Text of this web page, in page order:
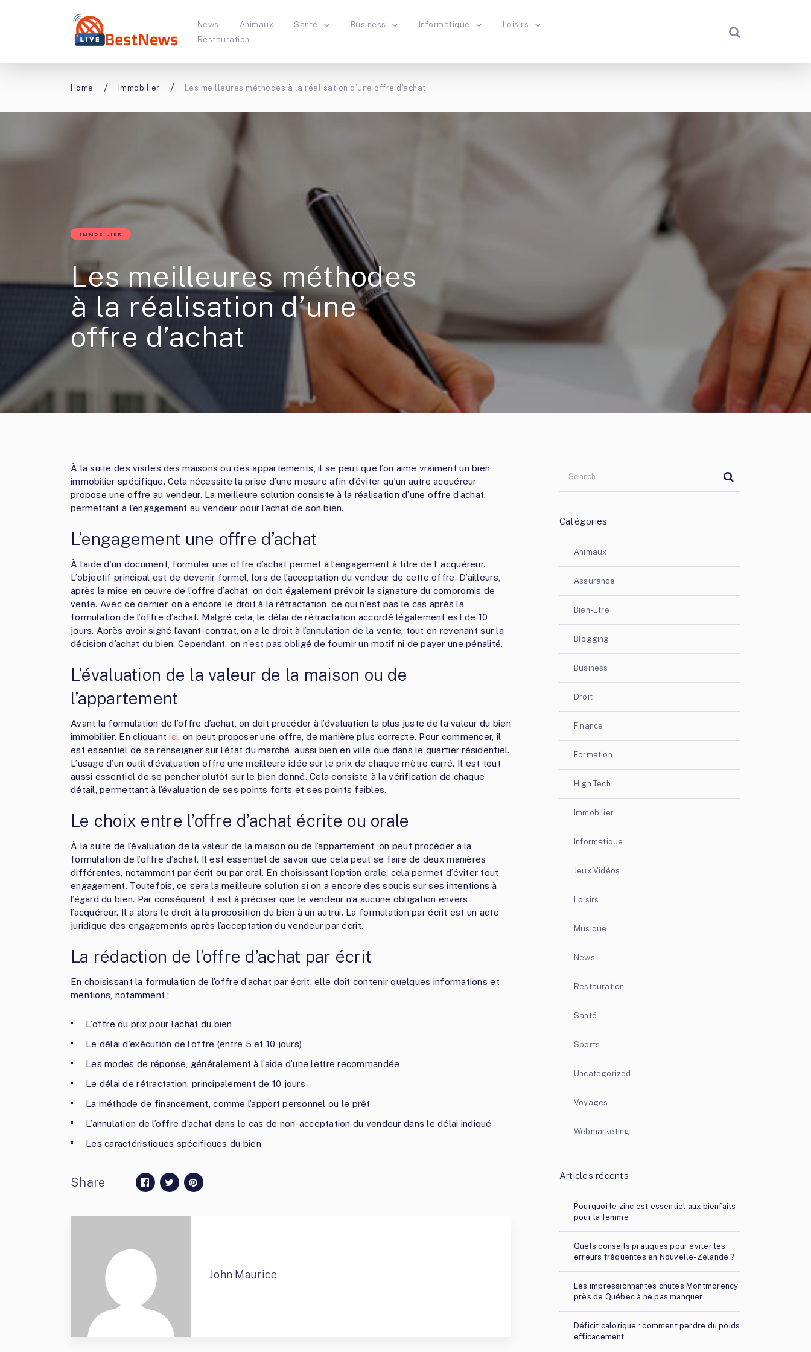
News Animaux Santé Business Informatique
Loisirs
Restauration
Home Immobilier Les meilleures méthodes à la réalisation d’une offre d’achat
IMMOBILIER
Les meilleures méthodes
à la réalisation d’une
offre d’achat
À la suite des visites des maisons ou des appartements, il se peut que l’on aime vraiment un bien
immobilier spécifique. Cela nécessite la prise d’une mesure afin d’éviter qu’un autre acquéreur
propose une offre au vendeur. La meilleure solution consiste à la réalisation d’une offre d’achat,
permettant à l’engagement au vendeur pour l’achat de son bien.
L’engagement une offre d’achat
À l’aide d’un document, formuler une offre d’achat permet à l’engagement à titre de l’ acquéreur.
L’objectif principal est de devenir formel, lors de l’acceptation du vendeur de cette offre. D’ailleurs,
après la mise en œuvre de l’offre d’achat, on doit également prévoir la signature du compromis de
vente. Avec ce dernier, on a encore le droit à la rétractation, ce qui n’est pas le cas après la
formulation de l’offre d’achat. Malgré cela, le délai de rétractation accordé légalement est de 10
jours. Après avoir signé l’avant-contrat, on a le droit à l’annulation de la vente, tout en revenant sur la
décision d’achat du bien. Cependant, on n’est pas obligé de fournir un motif ni de payer une pénalité.
L’évaluation de la valeur de la maison ou de
l’appartement
Avant la formulation de l’offre d’achat, on doit procéder à l’évaluation la plus juste de la valeur du bien
immobilier. En cliquantici , on peut proposer une offre, de manière plus correcte. Pour commencer, il
est essentiel de se renseigner sur l’état du marché, aussi bien en ville que dans le quartier résidentiel.
L’usage d’un outil d’évaluation offre une meilleure idée sur le prix de chaque mètre carré. Il est tout
aussi essentiel de se pencher plutôt sur le bien donné. Cela consiste à la vérification de chaque
détail, permettant à l’évaluation de ses points forts et ses points faibles.
Le choix entre l’offre d’achat écrite ou orale
À la suite de l’évaluation de la valeur de la maison ou de l’appartement, on peut procéder à la
formulation de l’offre d’achat. Il est essentiel de savoir que cela peut se faire de deux manières
différentes, notamment par écrit ou par oral. En choisissant l’option orale, cela permet d’éviter tout
engagement. Toutefois, ce sera la meilleure solution si on a encore des soucis sur ses intentions à
l’égard du bien. Par conséquent, il est à préciser que le vendeur n’a aucune obligation envers
l’acquéreur. Il a alors le droit à la proposition du bien à un autrui. La formulation par écrit est un acte
juridique des engagements après l’acceptation du vendeur par écrit.
La rédaction de l’offre d’achat par écrit
En choisissant la formulation de l’offre d’achat par écrit, elle doit contenir quelques informations et
mentions, notamment :
L’offre du prix pour l’achat du bien
Le délai d’exécution de l’offre (entre 5 et 10 jours)
Les modes de réponse, généralement à l’aide d’une lettre recommandée
Le délai de rétractation, principalement de 10 jours
La méthode de financement, comme l’apport personnel ou le prêt
L’annulation de l’offre d’achat dans le cas de non-acceptation du vendeur dans le délai indiqué
Les caractéristiques spécifiques du bien
Share
John Maurice
Catégories
Animaux
Assurance
Bien-Etre
Blogging
Business
Droit
Finance
Formation
High Tech
Immobilier
Informatique
Jeux Vidéos
Loisirs
Musique
News
Restauration
Santé
Sports
Uncategorized
Voyages
Webmarketing
Articles récents
Pourquoi le zinc est essentiel aux bienfaits
pour la femme
Quels conseils pratiques pour éviter les
erreurs fréquentes en Nouvelle-Zélande ?
Les impressionnantes chutes Montmorency
près de Québec à ne pas manquer
Déficit calorique : comment perdre du poids
efficacement